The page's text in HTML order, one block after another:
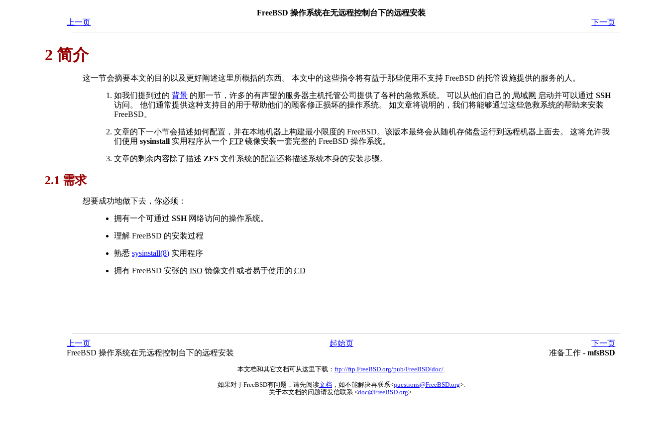
FreeBSD 操作系统在无远程控制台下的远程安装
上一页
下一页
2 简介
这一节会摘要本文的目的以及更好阐述这里所概括的东西。 本文中的这些指令将有益于那些使用不支持 FreeBSD 的托管设施提供的服务的人。
如我们提到过的背景 的那一节，许多的有声望的服务器主机托管公司提供了各种的急救系统。 可以从他们自己的 局域网 启动并可以通过SSH
访问。 他们通常提供这种支持目的用于帮助他们的顾客修正损坏的操作系统。 如文章将说明的，我们将能够通过这些急救系统的帮助来安装
FreeBSD。
文章的下一小节会描述如何配置，并在本地机器上构建最小限度的 FreeBSD。该版本最终会从随机存储盘运行到远程机器上面去。 这将允许我
们使用sysinstall 实用程序从一个FTP镜像安装一套完整的 FreeBSD 操作系统。
文章的剩余内容除了描述 ZFS 文件系统的配置还将描述系统本身的安装步骤。
2.1 需求
想要成功地做下去，你必须：
拥有一个可通过SSH网络访问的操作系统。
理解 FreeBSD 的安装过程
熟悉sysinstall(8) 实用程序
拥有 FreeBSD 安张的ISO 镜像文件或者易于使用的CD
上一页 起始页
下一页
FreeBSD 操作系统在无远程控制台下的远程安装
准备工作 -mfsBSD
本文档和其它文档可从这里下载： ftp://ftp.FreeBSD.org/pub/FreeBSD/doc/.
如果对于FreeBSD有问题，请先阅读文档 ，如不能解决再联系<questions@FreeBSD.org>.
关于本文档的问题请发信联系 <doc@FreeBSD.org>.